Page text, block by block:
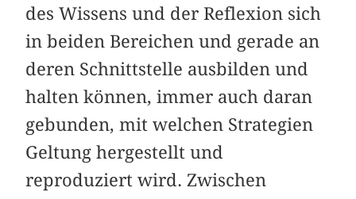
des Wissens und der Reflexion sich
in beiden Bereichen und gerade an
deren Schnittstelle ausbilden und
halten können, immer auch daran
gebunden, mit welchen Strategien
Geltung hergestellt und
reproduziert wird. Zwischen